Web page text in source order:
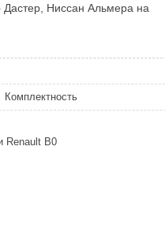
Ниссан Альмера на
Комплектность
Renault B0